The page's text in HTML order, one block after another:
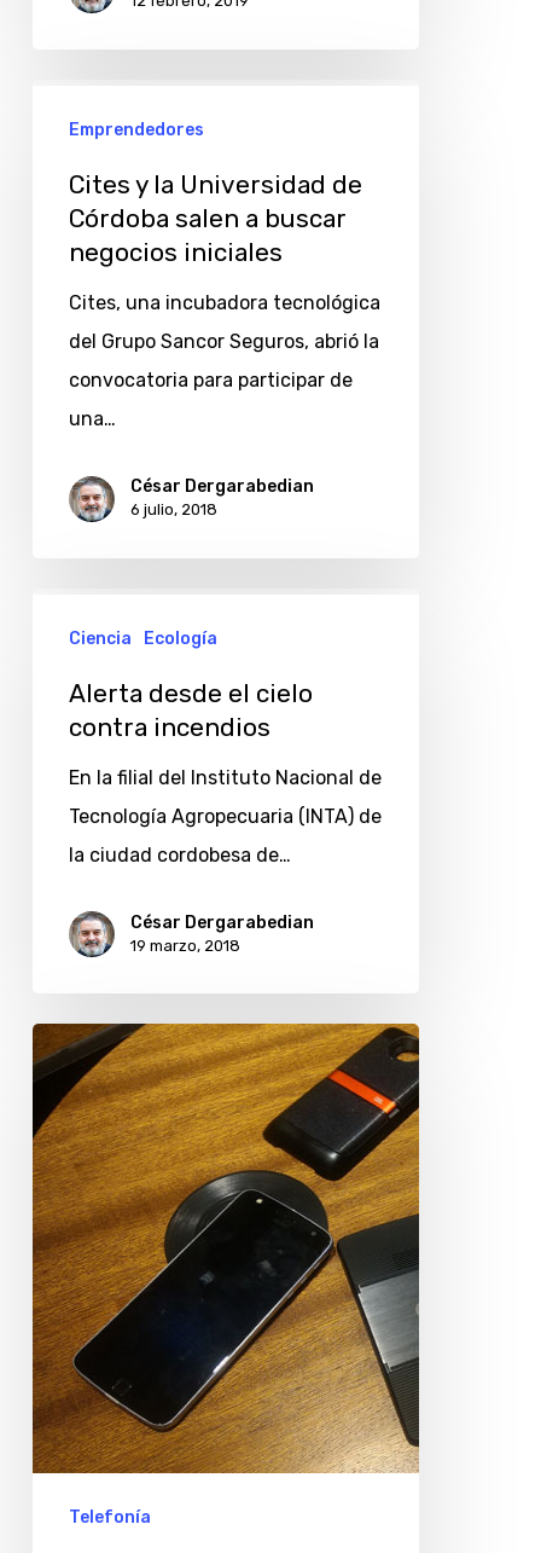
Universidad
Córdoba
salen
iniciales
Emprendedores
Cites y la Universidad de
Córdoba salen a buscar
negocios iniciales
Cites, una incubadora tecnológica
del Grupo Sancor Seguros, abrió la
convocatoria para participar de
una…
César Dergarabedian
6 julio, 2018
desde
cielo
Ciencia Ecología
Alerta desde el cielo
contra incendios
En la filial del Instituto Nacional de
Tecnología Agropecuaria (INTA) de
la ciudad cordobesa de…
César Dergarabedian
19 marzo, 2018
Ministerio
de
Producción
y
Motorola
lanzan
concurso
para
crear
Moto
Mods
en
Argentina
Telefonía